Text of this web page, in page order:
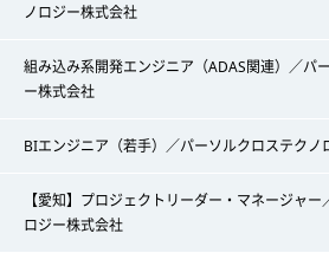
ノロジー株式会社
組み込み系開発エンジニア（ADAS関連）／パ
ー株式会社
BIエンジニア（若手）／パーソルクロステクノ
【愛知】プロジェクトリーダー・マネージャ
ロジー株式会社